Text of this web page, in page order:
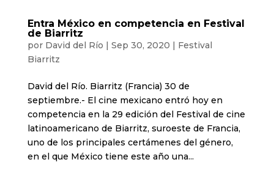
Entra México en competencia en Festival
de Biarritz
por David del Río | Sep 30, 2020 | Festival
Biarritz
David del Río. Biarritz (Francia) 30 de
septiembre.- El cine mexicano entró hoy en
competencia en la 29 edición del Festival de cine
latinoamericano de Biarritz, suroeste de Francia,
uno de los principales certámenes del género,
en el que México tiene este año una...